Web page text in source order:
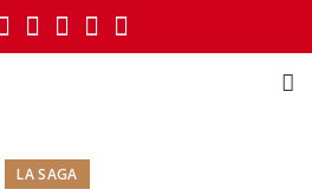
LA SAGA